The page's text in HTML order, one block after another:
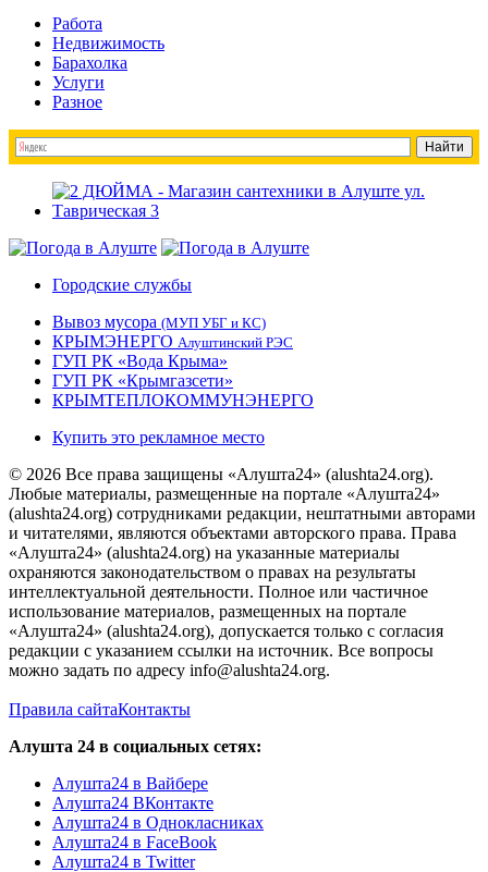
Работа
Недвижимость
Барахолка
Услуги
Разное
Городские службы
Вывоз мусора (МУП УБГ и КС)
КРЫМЭНЕРГО Алуштинский РЭС
ГУП РК «Вода Крыма»
ГУП РК «Крымгазсети»
КРЫМТЕПЛОКОММУНЭНЕРГО
Купить это рекламное место
© 2026 Все права защищены «Алушта24» (alushta24.org).
Любые материалы, размещенные на портале «Алушта24»
(alushta24.org) сотрудниками редакции, нештатными авторами
и читателями, являются объектами авторского права. Права
«Алушта24» (alushta24.org) на указанные материалы
охраняются законодательством о правах на результаты
интеллектуальной деятельности. Полное или частичное
использование материалов, размещенных на портале
«Алушта24» (alushta24.org), допускается только с согласия
редакции с указанием ссылки на источник. Все вопросы
можно задать по адресу info@alushta24.org.
Правила сайтаКонтакты
Алушта 24 в социальных сетях:
Алушта24 в Вайбере
Алушта24 ВКонтакте
Алушта24 в Однокласниках
Алушта24 в FaceBook
Алушта24 в Twitter